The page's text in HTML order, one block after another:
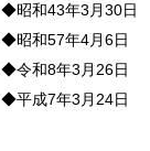
◆昭和43年3月30日
◆昭和57年4月6日
◆令和8年3月26日
◆平成7年3月24日